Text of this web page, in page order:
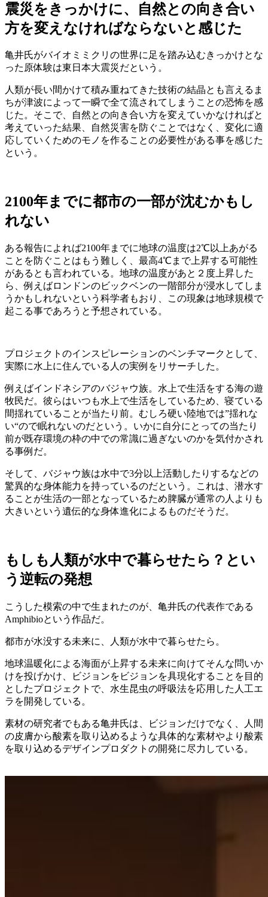
震災をきっかけに、自然との向き合い
方を変えなければならないと感じた
亀井氏がバイオミミクリの世界に足を踏み込むきっかけとな
った原体験は東日本大震災だという。
人類が長い間かけて積み重ねてきた技術の結晶とも言えるま
ちが津波によって一瞬で全て流されてしまうことの恐怖を感
じた。そこで、自然との向き合い方を変えていかなければと
考えていった結果、自然災害を防ぐことではなく、変化に適
応していくためのモノを作ることの必要性がある事を感じた
という。
2100年までに都市の一部が沈むかもし
れない
ある報告によれば2100年までに地球の温度は2℃以上あがる
ことを防ぐことはもう難しく、最高4℃まで上昇する可能性
があるとも言われている。地球の温度があと２度上昇した
ら、例えばロンドンのビックベンの一階部分が浸水してしま
うかもしれないという科学者もおり、この現象は地球規模で
起こる事であろうと予想されている。
プロジェクトのインスピレーションのベンチマークとして、
実際に水上に住んでいる人の実例をリサーチした。
例えばインドネシアのバジャウ族。水上で生活をする海の遊
牧民だ。彼らはいつも水上で生活をしているため、寝ている
間揺れていることが当たり前。むしろ硬い陸地では”揺れな
い“ので眠れないのだという。いかに自分にとっての当たり
前が既存環境の枠の中での常識に過ぎないのかを気付かされ
る事例だ。
そして、バジャウ族は水中で3分以上活動したりするなどの
驚異的な身体能力を持っているのだという。これは、潜水す
ることが生活の一部となっているため脾臓が通常の人よりも
大きいという遺伝的な身体進化によるものだそうだ。
もしも人類が水中で暮らせたら？とい
う逆転の発想
こうした模索の中で生まれたのが、亀井氏の代表作である
Amphibioという作品だ。
都市が水没する未来に、人類が水中で暮らせたら。
地球温暖化による海面が上昇する未来に向けてそんな問いか
けを投げかけ、ビジョンをビジョンを具現化することを目的
としたプロジェクトで、水生昆虫の呼吸法を応用した人工エ
ラを開発している。
素材の研究者でもある亀井氏は、ビジョンだけでなく、人間
の皮膚から酸素を取り込めるような具体的な素材やより酸素
を取り込めるデザインプロダクトの開発に尽力している。